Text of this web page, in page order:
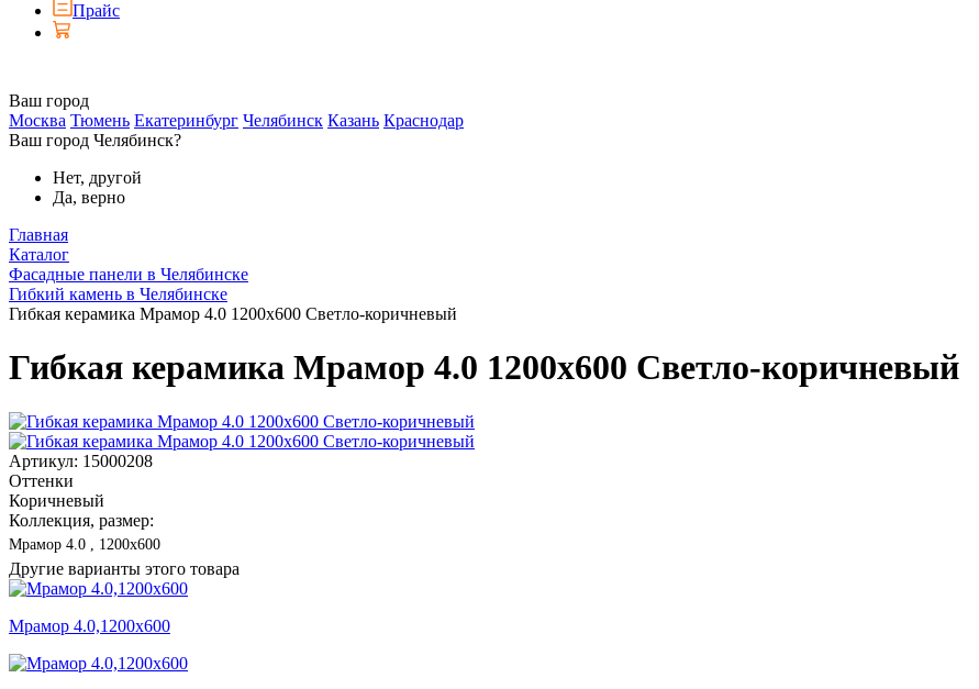
Прайс
Ваш город
Москва Тюмень Екатеринбург Челябинск Казань Краснодар
Ваш город Челябинск?
Нет, другой
Да, верно
Главная
Каталог
Фасадные панели в Челябинске
Гибкий камень в Челябинске
Гибкая керамика Мрамор 4.0 1200x600 Светло-коричневый
Гибкая керамика Мрамор 4.0 1200x600 Светло-коричневый
Артикул: 15000208
Оттенки
Коричневый
Коллекция, размер:
Мрамор 4.0 , 1200x600
Другие варианты этого товара
Мрамор 4.0,1200x600